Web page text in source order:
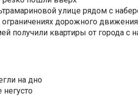
улице рядом с
дорожного движения
получили квартиры от города с
на дно